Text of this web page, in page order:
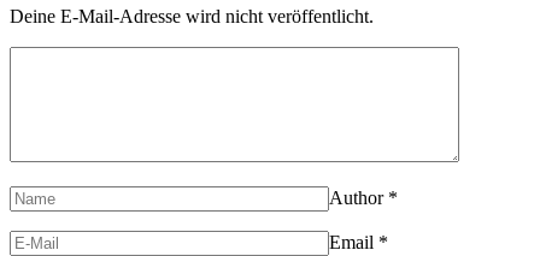
Deine E-Mail-Adresse wird nicht veröffentlicht.
Author *
Email *